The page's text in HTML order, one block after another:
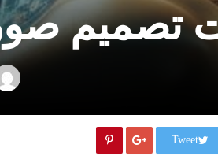
تصميم صور
Tweet